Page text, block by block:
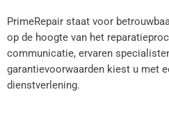
PrimeRepair staat voor
op de hoogte van het
communicatie, ervaren
garantievoorwaarden kiest u met
dienstverlening.